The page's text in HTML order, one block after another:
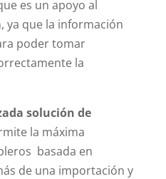
es un apoyo al
ya que la información
poder tomar
la
solución de
la máxima
basada en
de una importación y